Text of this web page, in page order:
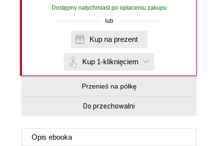
Dostępny natychmiast po opłaceniu zakupu
lub
Kup na prezent
Kup 1-kliknięciem
Przenieś na półkę
Do przechowalni
Opis ebooka